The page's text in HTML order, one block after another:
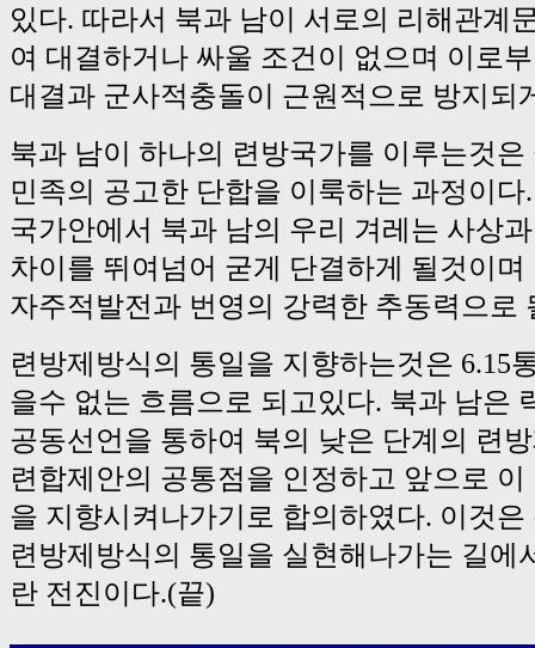
있다. 따라서 북과 남이 서로의 리해관계
여 대결하거나 싸울 조건이 없으며 이로
대결과 군사적충돌이 근원적으로 방지되
북과 남이 하나의 련방국가를 이루는것은
민족의 공고한 단합을 이룩하는 과정이다
국가안에서 북과 남의 우리 겨레는 사상
차이를 뛰여넘어 굳게 단결하게 될것이
자주적발전과 번영의 강력한 추동력으로
련방제방식의 통일을 지향하는것은 6.15
을수 없는 흐름으로 되고있다. 북과 남은
공동선언을 통하여 북의 낮은 단계의 련
련합제안의 공통점을 인정하고 앞으로
을 지향시켜나가기로 합의하였다. 이것은
련방제방식의 통일을 실현해나가는 길에
란 전진이다.(끝)